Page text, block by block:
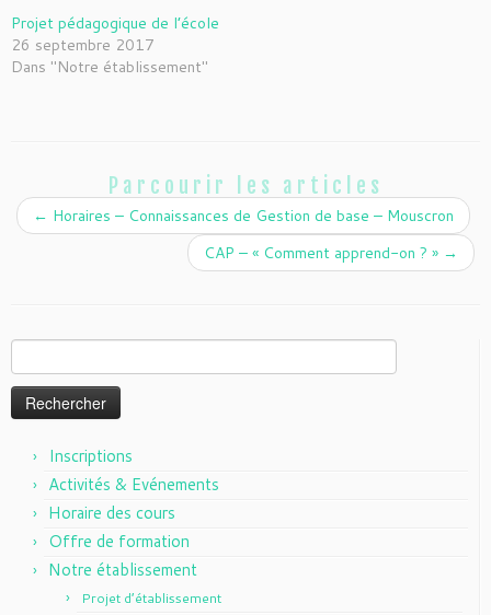
Projet pédagogique de l’école
26 septembre 2017
Dans "Notre établissement"
Parcourir les articles
← Horaires – Connaissances de Gestion de base – Mouscron
CAP – « Comment apprend-on ? » →
Rechercher :
Inscriptions
Activités & Evénements
Horaire des cours
Offre de formation
Notre établissement
Projet d’établissement